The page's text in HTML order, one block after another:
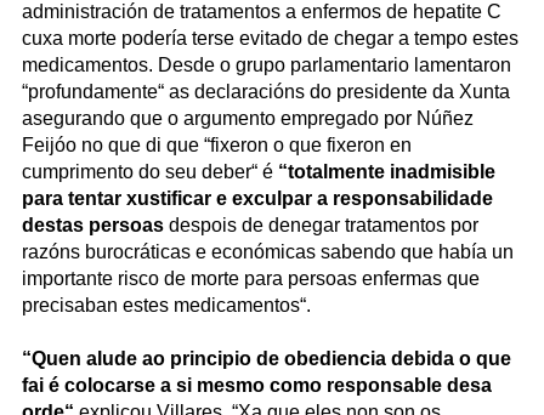
administración de tratamentos a enfermos de hepatite C
cuxa morte podería terse evitado de chegar a tempo estes
medicamentos. Desde o grupo parlamentario lamentaron
“profundamente“ as declaracións do presidente da Xunta
asegurando que o argumento empregado por Núñez
Feijóo no que di que “fixeron o que fixeron en
cumprimento do seu deber“ é “totalmente inadmisible
para tentar xustificar e exculpar a responsabilidade
destas persoasdespois de denegar tratamentos por
razóns burocráticas e económicas sabendo que había un
importante risco de morte para persoas enfermas que
precisaban estes medicamentos“.
“Quen alude ao principio de obediencia debida o que
fai é colocarse a si mesmo como responsable desa